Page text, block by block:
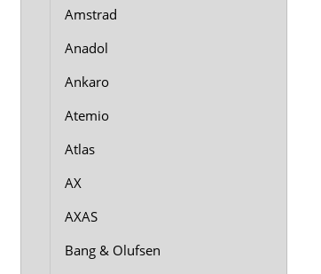
Amstrad
Anadol
Ankaro
Atemio
Atlas
AX
AXAS
Bang & Olufsen